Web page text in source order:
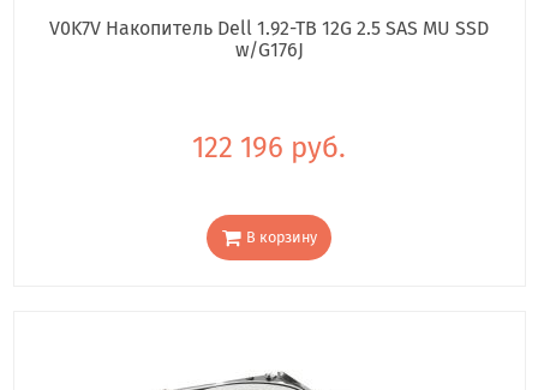
V0K7V Накопитель Dell 1.92-TB 12G 2.5 SAS MU SSD
w/G176J
122 196 руб.
В корзину